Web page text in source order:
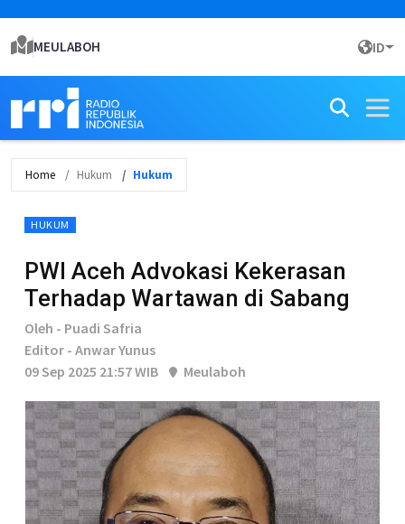
MEULABOH ID
Home Hukum Hukum
HUKUM
PWI Aceh Advokasi Kekerasan
Terhadap Wartawan di Sabang
Oleh - Puadi Safria
Editor - Anwar Yunus
09 Sep 2025 21:57 WIB
Meulaboh